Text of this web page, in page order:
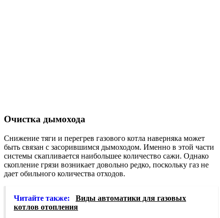
Очистка дымохода
Снижение тяги и перегрев газового котла наверняка может
быть связан с засорившимся дымоходом. Именно в этой части
системы скапливается наибольшее количество сажи. Однако
скопление грязи возникает довольно редко, поскольку газ не
дает обильного количества отходов.
Читайте также:
Виды автоматики для газовых
котлов отопления